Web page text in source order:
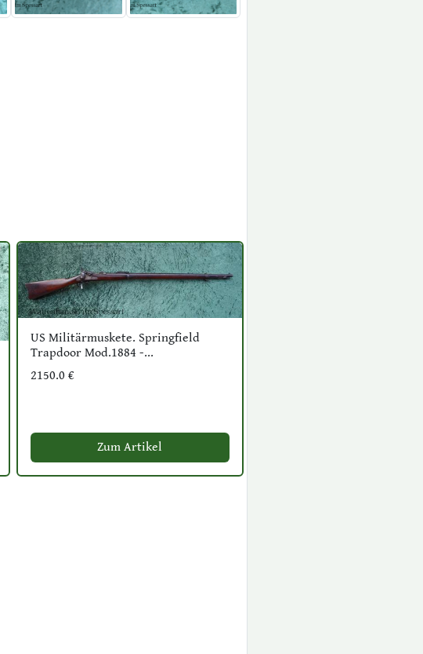
US Militärmuskete. Springfield
Trapdoor Mod.1884 -...
2150.0 €
Zum Artikel